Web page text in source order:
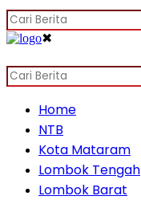
✖
Home
NTB
Kota Mataram
Lombok Tengah
Lombok Barat